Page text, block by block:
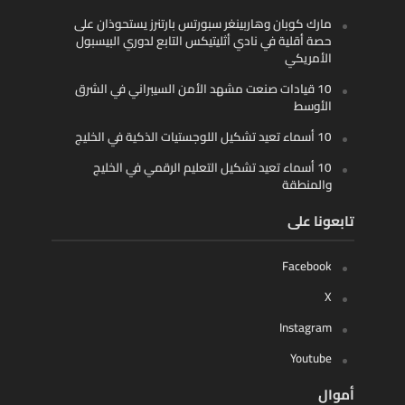
مارك كوبان وهاربينغر سبورتس بارتنرز يستحوذان على
حصة أقلية في نادي أثليتيكس التابع لدوري البيسبول
الأمريكي
10 قيادات صنعت مشهد الأمن السيبراني في الشرق
الأوسط
10 أسماء تعيد تشكيل اللوجستيات الذكية في الخليج
10 أسماء تعيد تشكيل التعليم الرقمي في الخليج
والمنطقة
تابعونا على
Facebook
X
Instagram
Youtube
أموال